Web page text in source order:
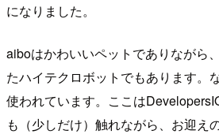
になりました。
aiboはかわいいペットでありながら
たハイテクロボットでもあります。
使われています。ここは
も（少しだけ）触れながら、お迎え